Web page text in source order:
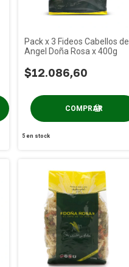
Pack x 3 Fideos Cabellos de
Angel Doña Rosa x 400g
$12.086,60
5 en stock